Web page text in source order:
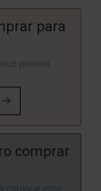
para
precisa
comprar
comprar este